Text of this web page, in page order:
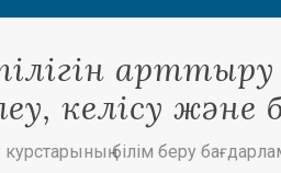
келісу
курстарының білім беру